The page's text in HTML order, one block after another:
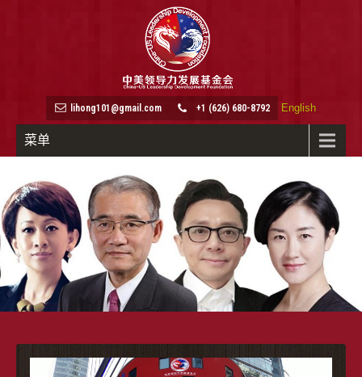
lihong101@gmail.com +1 (626) 680-8792 English
菜单